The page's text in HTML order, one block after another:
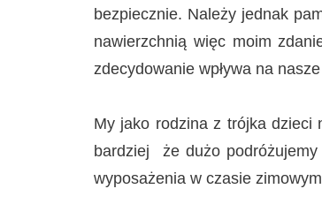
bezpiecznie. Należy jednak
nawierzchnią więc moim
zdecydowanie wpływa na
My jako rodzina z trójka dzieci
bardziej że dużo
wyposażenia w czasie